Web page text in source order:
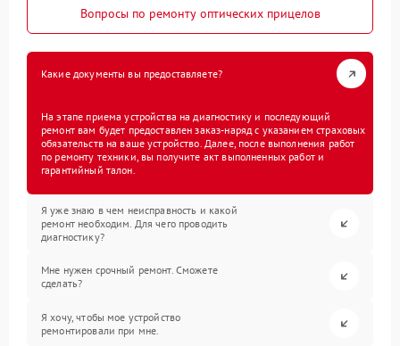
Вопросы по ремонту оптических прицелов
Какие документы вы предоставляете?
На этапе приема устройства на диагностику и последующий
ремонт вам будет предоставлен заказ-наряд с указанием страховых
обязательств на ваше устройство. Далее, после выполнения работ
по ремонту техники, вы получите акт выполненных работ и
гарантийный талон.
Я уже знаю в чем неисправность и какой
ремонт необходим. Для чего проводить
диагностику?
Мне нужен срочный ремонт. Сможете
сделать?
Я хочу, чтобы мое устройство
ремонтировали при мне.